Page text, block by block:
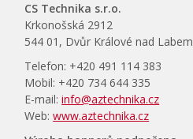
CS Technika s.r.o.
Krkonošská 2912
544 01, Dvůr Králové nad Labem
Telefon: +420 491 114 383
Mobil: +420 734 644 335
E-mail:info@aztechnika.cz
Web:www.aztechnika.cz